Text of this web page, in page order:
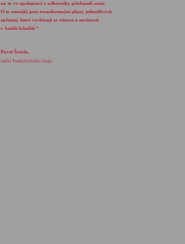
na to ve spolupráci s odborníky přicházeli sami.
O to cennější jsou transformační plány jednotlivých
zařízení, které vycházejí ze situace a možností
v každé lokalitě.“
Pavel Šotola,
radní Pardubického kraje